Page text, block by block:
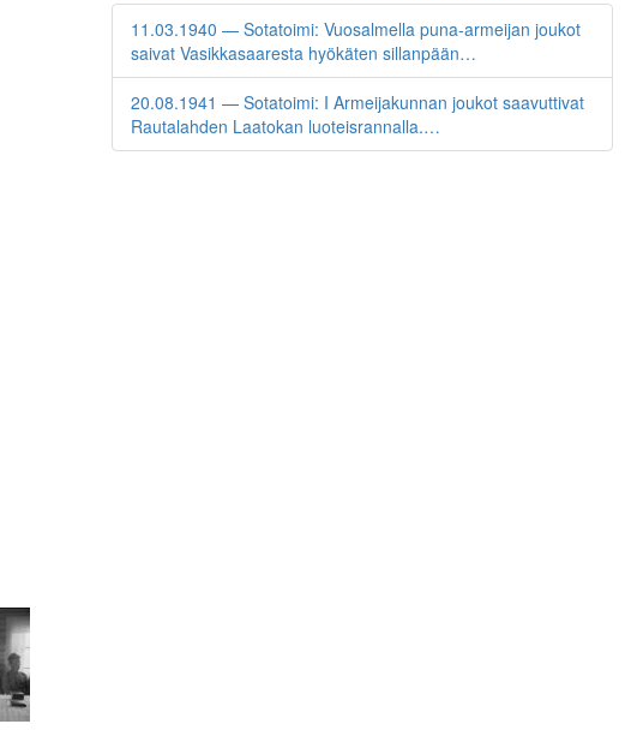
11.03.1940 — Sotatoimi: Vuosalmella puna-armeijan joukot
saivat Vasikkasaaresta hyökäten sillanpään…
20.08.1941 — Sotatoimi: I Armeijakunnan joukot saavuttivat
Rautalahden Laatokan luoteisrannalla.…